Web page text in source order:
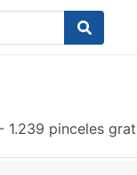
- 1.239 pinceles